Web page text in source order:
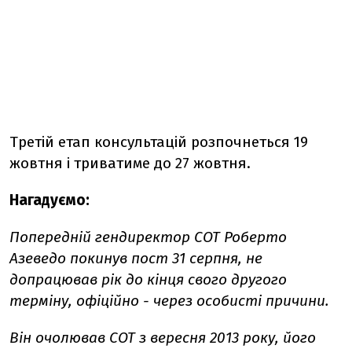
Третій етап консультацій розпочнеться 19
жовтня і триватиме до 27 жовтня.
Нагадуємо:
Попередній гендиректор СОТ Роберто
Азеведо покинув пост 31 серпня, не
допрацював рік до кінця свого другого
терміну, офіційно - через особисті причини.
Він очолював СОТ з вересня 2013 року, його